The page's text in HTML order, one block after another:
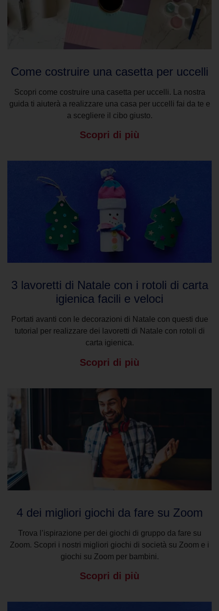
Come costruire una casetta per uccelli
Scopri come costruire una casetta per uccelli. La nostra
guida ti aiuterà a realizzare una casa per uccelli fai da te e
a scegliere il cibo giusto.
Scopri di più
3 lavoretti di Natale con i rotoli di carta
igienica facili e veloci
Portati avanti con le decorazioni di Natale con questi due
tutorial per realizzare dei lavoretti di Natale con rotoli di
carta igienica.
Scopri di più
4 dei migliori giochi da fare su Zoom
Trova l’ispirazione per dei giochi di gruppo da fare su
Zoom. Scopri i nostri migliori giochi di società su Zoom e i
giochi su Zoom per bambini.
Scopri di più